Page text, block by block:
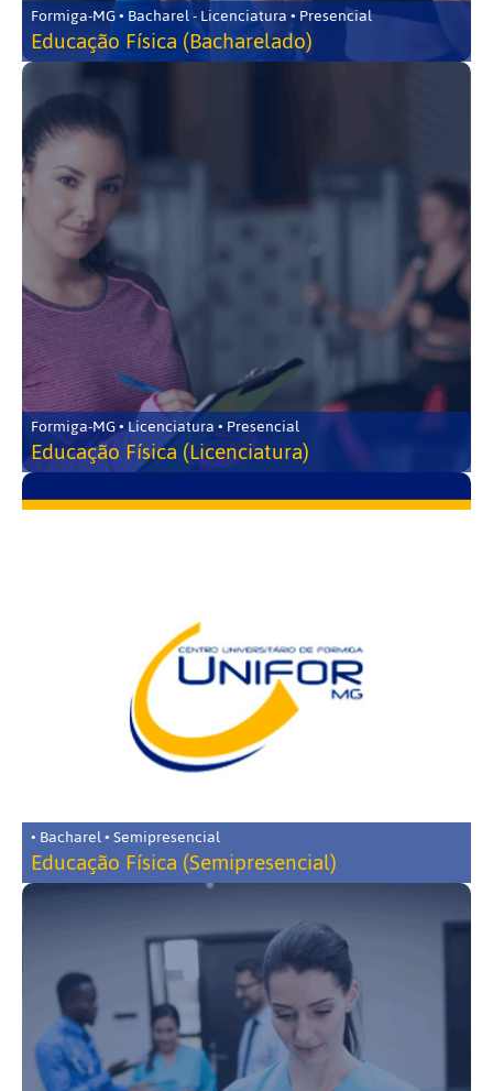
Formiga-MG • Bacharel - Licenciatura • Presencial
Educação Física (Bacharelado)
Formiga-MG • Licenciatura • Presencial
Educação Física (Licenciatura)
• Bacharel • Semipresencial
Educação Física (Semipresencial)